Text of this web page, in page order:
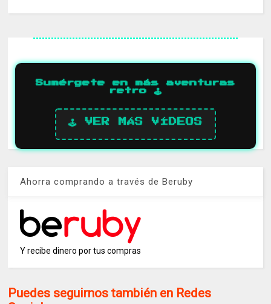
Sumérgete en más aventuras
retro 🕹️
🕹️ VER MÁS VÍDEOS
Ahorra comprando a través de Beruby
Y recibe dinero por tus compras
Puedes seguirnos también en Redes